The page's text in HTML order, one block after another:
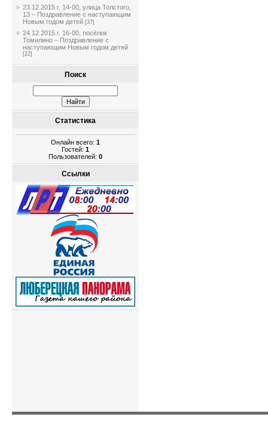
23.12.2015 г. 14-00, улица Толстого,
13 – Поздравление с наступающим
Новым годом детей [37]
24.12.2015 г. 16-00, посёлок
Томилино – Поздравление с
наступающим Новым годом детей
[22]
Поиск
Статистика
Онлайн всего: 1
Гостей: 1
Пользователей: 0
Ссылки